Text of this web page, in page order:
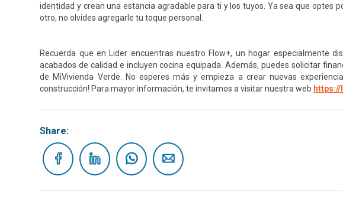
identidad y crean una estancia agradable para ti y los tuyos. Ya sea que optes
otro, no olvides agregarle tu toque personal.
Recuerda que en Lider encuentras nuestro Flow+, un hogar especialmente
acabados de calidad e incluyen cocina equipada. Además, puedes solicitar
de MiVivienda Verde. No esperes más y empieza a crear nuevas
construcción! Para mayor información, te invitamos a visitar nuestra web
Share: